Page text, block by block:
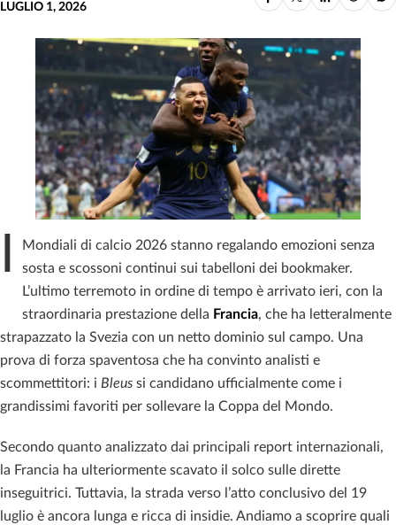
LUGLIO 1, 2026
Mondiali di calcio 2026 stanno regalando emozioni senza
sosta e scossoni continui sui tabelloni dei bookmaker.
L’ultimo terremoto in ordine di tempo è arrivato ieri, con la
straordinaria prestazione della Francia, che ha letteralmente
strapazzato la Svezia con un netto dominio sul campo. Una
prova di forza spaventosa che ha convinto analisti e
scommettitori: i Bleus si candidano ufficialmente come i
grandissimi favoriti per sollevare la Coppa del Mondo.
Secondo quanto analizzato dai principali report internazionali,
la Francia ha ulteriormente scavato il solco sulle dirette
inseguitrici. Tuttavia, la strada verso l’atto conclusivo del 19
luglio è ancora lunga e ricca di insidie. Andiamo a scoprire quali